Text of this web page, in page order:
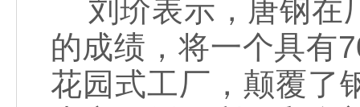
刘玠表示，唐钢在
的成绩，将一个具有
花园式工厂，颠覆了